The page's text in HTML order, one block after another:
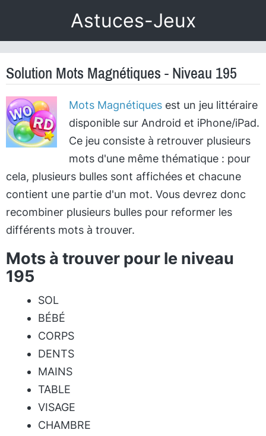
Astuces-Jeux
Solution Mots Magnétiques - Niveau 195
Mots Magnétiquesest un jeu littéraire
disponible sur Android et iPhone/iPad.
Ce jeu consiste à retrouver plusieurs
mots d'une même thématique : pour
cela, plusieurs bulles sont affichées et chacune
contient une partie d'un mot. Vous devrez donc
recombiner plusieurs bulles pour reformer les
différents mots à trouver.
Mots à trouver pour le niveau
195
SOL
BÉBÉ
CORPS
DENTS
MAINS
TABLE
VISAGE
CHAMBRE